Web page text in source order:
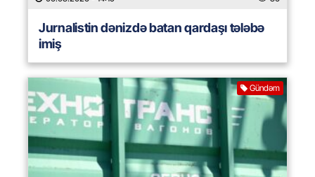
Jurnalistin dənizdə batan qardaşı tələbə
imiş
Gündəm